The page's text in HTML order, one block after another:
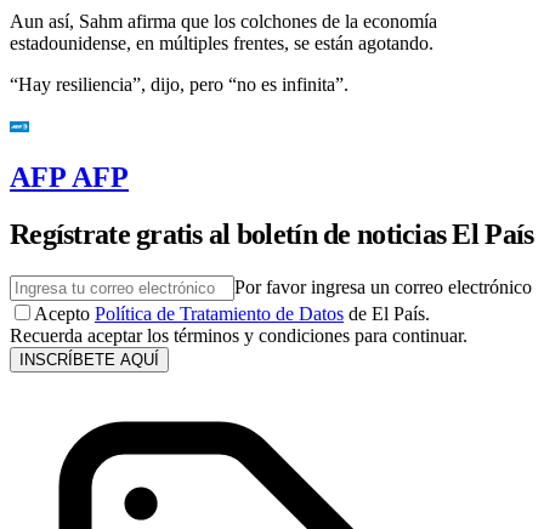
Aun así, Sahm afirma que los colchones de la economía
estadounidense, en múltiples frentes, se están agotando.
“Hay resiliencia”, dijo, pero “no es infinita”.
AFP AFP
Regístrate gratis al boletín de noticias El País
Por favor ingresa un correo electrónico
Acepto Política de Tratamiento de Datos de El País.
Recuerda aceptar los términos y condiciones para continuar.
INSCRÍBETE AQUÍ